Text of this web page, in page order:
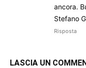
ancora.
Stefano
Risposta
LASCIA UN